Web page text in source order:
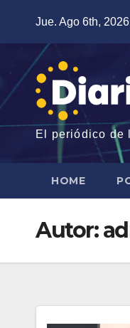
contenido
Jue. Ago 6th, 2026
El periódico de
HOME
Autor: